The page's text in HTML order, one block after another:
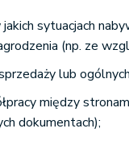
sytuacjach
(np. ze
lub
między
dokumentach);